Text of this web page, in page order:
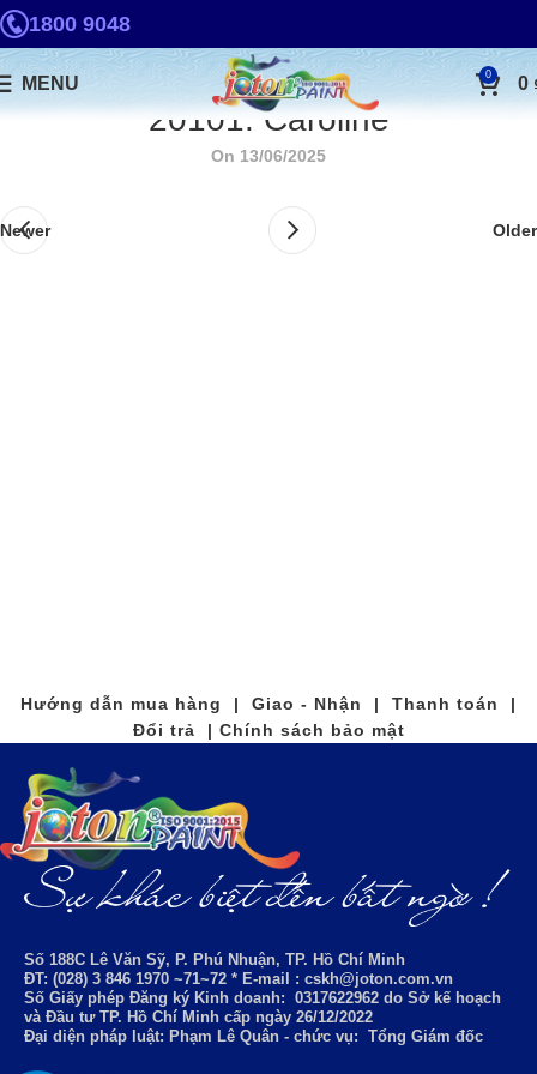
1800 9048
MENU 0 0
20101. Caroline
On 13/06/2025
Newer Older
Hướng dẫn mua hàng | Giao - Nhận | Thanh toán |
Đổi trả | Chính sách bảo mật
Số 188C Lê Văn Sỹ, P. Phú Nhuận, TP. Hồ Chí Minh
ĐT: (028) 3 846 1970 ~71~72 * E-mail : cskh@joton.com.vn
Số Giấy phép Đăng ký Kinh doanh: 0317622962 do Sở kế hoạch
và Đầu tư TP. Hồ Chí Minh cấp ngày 26/12/2022
Đại diện pháp luật: Phạm Lê Quân - chức vụ: Tổng Giám đốc